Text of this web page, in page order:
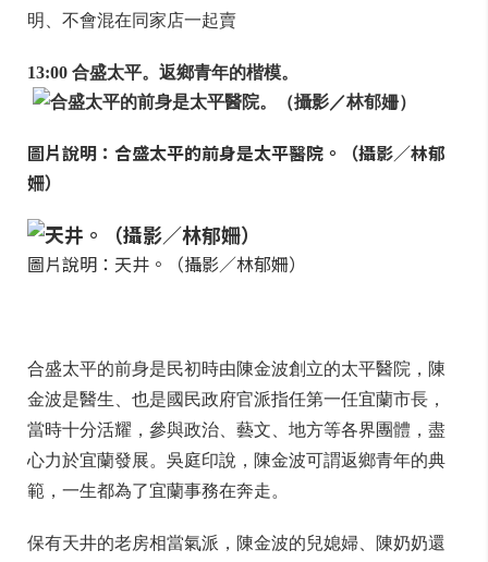
明、不會混在同家店一起賣
13:00 合盛太平。返鄉青年的楷模。
圖片說明：合盛太平的前身是太平醫院。（攝影／林郁
姍）
圖片說明：天井。（攝影／林郁姍）
合盛太平的前身是民初時由陳金波創立的太平醫院，陳
金波是醫生、也是國民政府官派指任第一任宜蘭市長，
當時十分活耀，參與政治、藝文、地方等各界團體，盡
心力於宜蘭發展。吳庭印說，陳金波可謂返鄉青年的典
範，一生都為了宜蘭事務在奔走。
保有天井的老房相當氣派，陳金波的兒媳婦、陳奶奶還